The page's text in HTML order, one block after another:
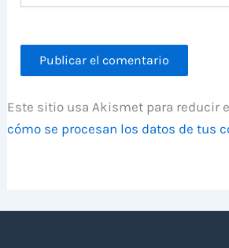
Este sitio usa Akismet para reducir
cómo se procesan los datos de tus